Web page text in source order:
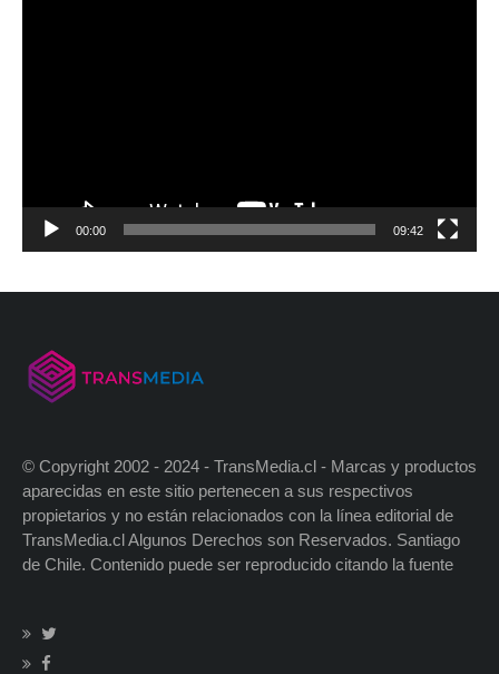
00:00 09:42
© Copyright 2002 - 2024 - TransMedia.cl - Marcas y productos
aparecidas en este sitio pertenecen a sus respectivos
propietarios y no están relacionados con la línea editorial de
TransMedia.cl Algunos Derechos son Reservados. Santiago
de Chile. Contenido puede ser reproducido citando la fuente